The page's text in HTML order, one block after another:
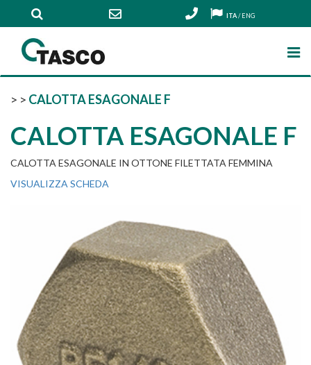
ITA/ENG
> > CALOTTA ESAGONALE F
CALOTTA ESAGONALE F
CALOTTA ESAGONALE IN OTTONE FILETTATA FEMMINA
VISUALIZZA SCHEDA